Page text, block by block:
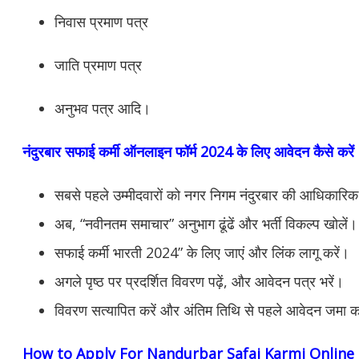
निवास प्रमाण पत्र
जाति प्रमाण पत्र
अनुभव पत्र आदि।
नंदुरबार सफाई कर्मी ऑनलाइन फॉर्म 2024 के लिए आवेदन कैसे करें
सबसे पहले उम्मीदवारों को नगर निगम नंदुरबार की
अब, “नवीनतम समाचार” अनुभाग ढूंढें और भर्ती विकल्प खोलें।
सफाई कर्मी भारती 2024” के लिए जाएं और लिंक लागू करें।
अगले पृष्ठ पर प्रदर्शित विवरण पढ़ें, और आवेदन पत्र भरें।
विवरण सत्यापित करें और अंतिम तिथि से पहले आवेदन जमा
How to Apply For Nandurbar Safai Karmi Online